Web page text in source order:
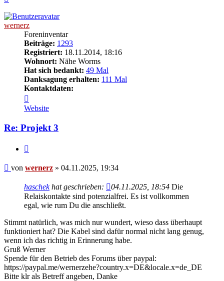
wernerz
Foreninventar
Beiträge: 1293
Registriert: 18.11.2014, 18:16
Wohnort: Nähe Worms
Hat sich bedankt: 49 Mal
Danksagung erhalten: 111 Mal
Kontaktdaten:
von
wernerz
Website
Re: Projekt 3
Beitrag
von wernerz » 04.11.2025, 19:34
haschekhat geschrieben: 04.11.2025, 18:54 Die
Relaiskontakte sind potenzialfrei. Es ist vollkommen
egal, wie rum Du die anschließt.
Stimmt natürlich, was mich nur wundert, wieso dass überhaupt
funktioniert hat? Die Kabel sind dafür normal nicht lang genug,
wenn ich das richtig in Erinnerung habe.
Gruß Werner
Spende für den Betrieb des Forums über paypal:
https://paypal.me/wernerzehe?country.x=DE&locale.x=de_DE
Bitte klr als Betreff angeben, Danke